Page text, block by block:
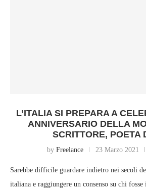
L’ITALIA SI PREPARA A
ANNIVERSARIO DELLA
SCRITTORE, POETA
by Freelance 23 Marzo 2021
Sarebbe difficile guardare indietro nei secoli
italiana e raggiungere un consenso su chi